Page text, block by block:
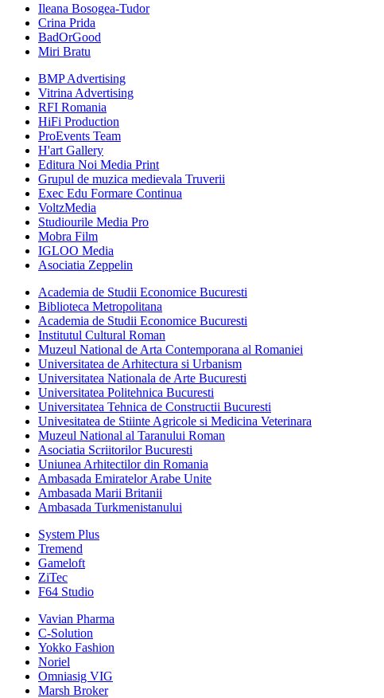
Ileana Bosogea-Tudor
Crina Prida
BadOrGood
Miri Bratu
BMP Advertising
Vitrina Advertising
RFI Romania
HiFi Production
ProEvents Team
H'art Gallery
Editura Noi Media Print
Grupul de muzica medievala Truverii
Exec Edu Formare Continua
VoltzMedia
Studiourile Media Pro
Mobra Film
IGLOO Media
Asociatia Zeppelin
Academia de Studii Economice Bucuresti
Biblioteca Metropolitana
Academia de Studii Economice Bucuresti
Institutul Cultural Roman
Muzeul National de Arta Contemporana al Romaniei
Universitatea de Arhitectura si Urbanism
Universitatea Nationala de Arte Bucuresti
Universitatea Politehnica Bucuresti
Universitatea Tehnica de Constructii Bucuresti
Univesitatea de Stiinte Agricole si Medicina Veterinara
Muzeul National al Taranului Roman
Asociatia Scriitorilor Bucuresti
Uniunea Arhitectilor din Romania
Ambasada Emiratelor Arabe Unite
Ambasada Marii Britanii
Ambasada Turkmenistanului
System Plus
Tremend
Gameloft
ZiTec
F64 Studio
Vavian Pharma
C-Solution
Yokko Fashion
Noriel
Omniasig VIG
Marsh Broker